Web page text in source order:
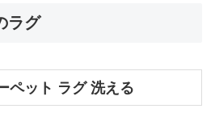
ラグ
ペット ラグ 洗える